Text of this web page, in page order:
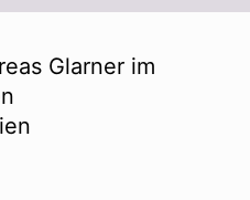
Glarner im